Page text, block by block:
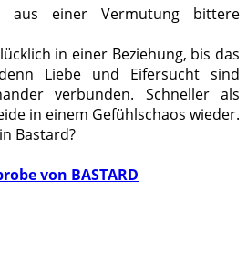
aus einer Vermutung bittere
in einer Beziehung, bis das
Liebe und Eifersucht sind
verbunden. Schneller als
in einem Gefühlschaos wieder.
Bastard?
von BASTARD